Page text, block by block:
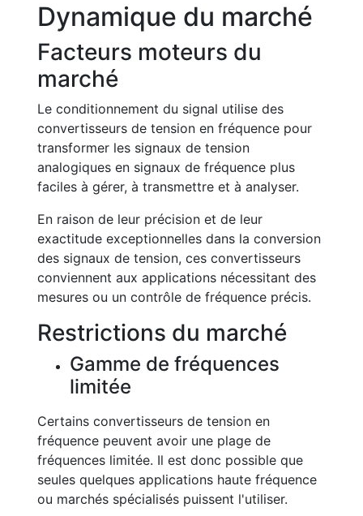
Dynamique du marché
Facteurs moteurs du
marché
Le conditionnement du signal utilise des
convertisseurs de tension en fréquence pour
transformer les signaux de tension
analogiques en signaux de fréquence plus
faciles à gérer, à transmettre et à analyser.
En raison de leur précision et de leur
exactitude exceptionnelles dans la conversion
des signaux de tension, ces convertisseurs
conviennent aux applications nécessitant des
mesures ou un contrôle de fréquence précis.
Restrictions du marché
Gamme de fréquences
limitée
Certains convertisseurs de tension en
fréquence peuvent avoir une plage de
fréquences limitée. Il est donc possible que
seules quelques applications haute fréquence
ou marchés spécialisés puissent l'utiliser.